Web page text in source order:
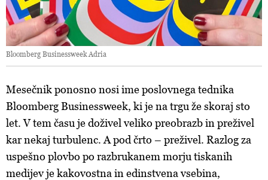
Bloomberg Businessweek Adria
Mesečnik ponosno nosi ime poslovnega tednika
Bloomberg Businessweek, ki je na trgu že skoraj sto
let. V tem času je doživel veliko preobrazb in preživel
kar nekaj turbulenc. A pod črto – preživel. Razlog za
uspešno plovbo po razbrukanem morju tiskanih
medijev je kakovostna in edinstvena vsebina,